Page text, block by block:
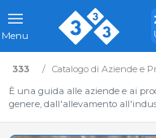
Menu
333 Catalogo di Aziende e
È una guida alle aziende e ai
genere, dall'allevamento